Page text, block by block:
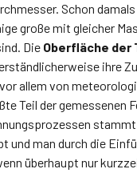
Schon
große mit gleicher
Die Oberfläche der
ihre
allem von
Teil der
und man durch die
überhaupt nur